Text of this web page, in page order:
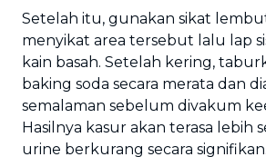
Setelah itu, gunakan sikat
menyikat area tersebut lalu lap
kain basah. Setelah kering,
baking soda secara merata dan
semalaman sebelum divakum
Hasilnya kasur akan terasa lebih
urine berkurang secara signifikan.